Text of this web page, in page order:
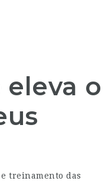
o
treinamento das